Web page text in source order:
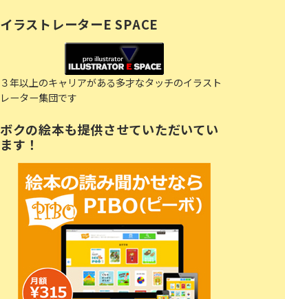
イラストレーターE SPACE
３年以上のキャリアがある多才なタッチのイラスト
レーター集団です
ボクの絵本も提供させていただいてい
ます！